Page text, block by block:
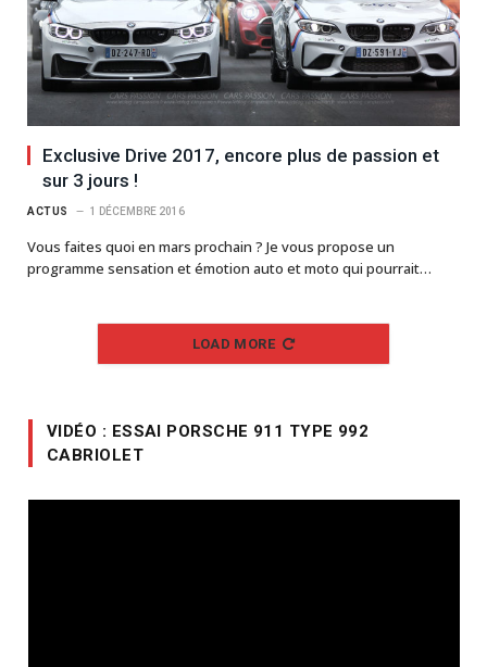
Exclusive Drive 2017, encore plus de passion et
sur 3 jours !
ACTUS 1 DÉCEMBRE 2016
Vous faites quoi en mars prochain ? Je vous propose un
programme sensation et émotion auto et moto qui pourrait…
LOAD MORE
VIDÉO : ESSAI PORSCHE 911 TYPE 992
CABRIOLET